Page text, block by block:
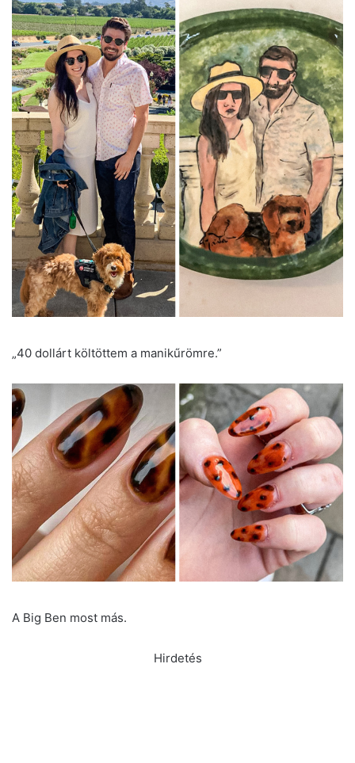
„40 dollárt költöttem a manikűrömre.”
A Big Ben most más.
Hirdetés